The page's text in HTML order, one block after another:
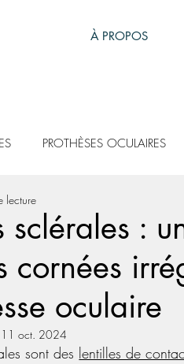
À PROPOS
PROTHÈSES OCULAIRES
sclérales :
cornées
oculaire
lecture
11 oct. 2024
sont des lentilles de